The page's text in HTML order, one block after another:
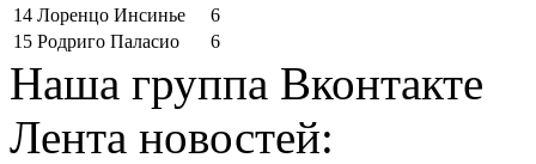
14 Лоренцо Инсинье
6
15 Родриго Паласио 6
Наша группа Вконтакте
Лента новостей: